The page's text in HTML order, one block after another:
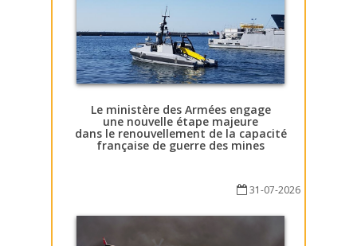
Le ministère des Armées engage
une nouvelle étape majeure
dans le renouvellement de la capacité
française de guerre des mines
31-07-2026